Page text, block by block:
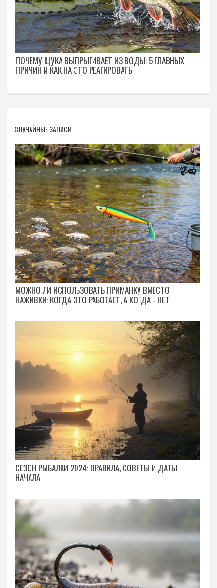
ПОЧЕМУ ЩУКА ВЫПРЫГИВАЕТ ИЗ ВОДЫ: 5 ГЛАВНЫХ
ПРИЧИН И КАК НА ЭТО РЕАГИРОВАТЬ
СЛУЧАЙНЫЕ ЗАПИСИ
МОЖНО ЛИ ИСПОЛЬЗОВАТЬ ПРИМАНКУ ВМЕСТО
НАЖИВКИ: КОГДА ЭТО РАБОТАЕТ, А КОГДА - НЕТ
СЕЗОН РЫБАЛКИ 2024: ПРАВИЛА, СОВЕТЫ И ДАТЫ
НАЧАЛА